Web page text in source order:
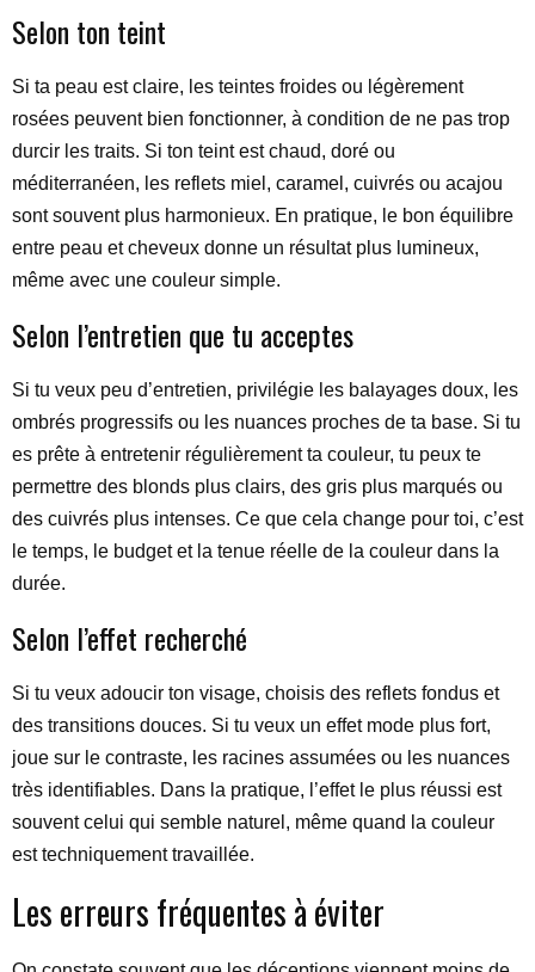
Selon ton teint
Si ta peau est claire, les teintes froides ou légèrement
rosées peuvent bien fonctionner, à condition de ne pas trop
durcir les traits. Si ton teint est chaud, doré ou
méditerranéen, les reflets miel, caramel, cuivrés ou acajou
sont souvent plus harmonieux. En pratique, le bon équilibre
entre peau et cheveux donne un résultat plus lumineux,
même avec une couleur simple.
Selon l’entretien que tu acceptes
Si tu veux peu d’entretien, privilégie les balayages doux, les
ombrés progressifs ou les nuances proches de ta base. Si tu
es prête à entretenir régulièrement ta couleur, tu peux te
permettre des blonds plus clairs, des gris plus marqués ou
des cuivrés plus intenses. Ce que cela change pour toi, c’est
le temps, le budget et la tenue réelle de la couleur dans la
durée.
Selon l’effet recherché
Si tu veux adoucir ton visage, choisis des reflets fondus et
des transitions douces. Si tu veux un effet mode plus fort,
joue sur le contraste, les racines assumées ou les nuances
très identifiables. Dans la pratique, l’effet le plus réussi est
souvent celui qui semble naturel, même quand la couleur
est techniquement travaillée.
Les erreurs fréquentes à éviter